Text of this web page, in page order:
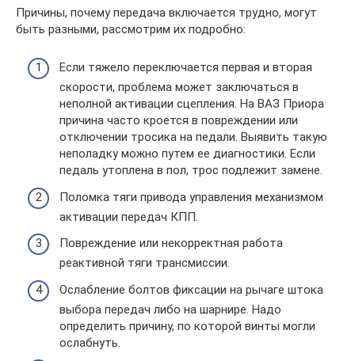
Причины, почему передача включается трудно, могут
быть разными, рассмотрим их подробно:
Если тяжело переключается первая и вторая
скорости, проблема может заключаться в
неполной активации сцепления. На ВАЗ Приора
причина часто кроется в повреждении или
отключении тросика на педали. Выявить такую
неполадку можно путем ее диагностики. Если
педаль утоплена в пол, трос подлежит замене.
Поломка тяги привода управления механизмом
активации передач КПП.
Повреждение или некорректная работа
реактивной тяги трансмиссии.
Ослабление болтов фиксации на рычаге штока
выбора передач либо на шарнире. Надо
определить причину, по которой винты могли
ослабнуть.